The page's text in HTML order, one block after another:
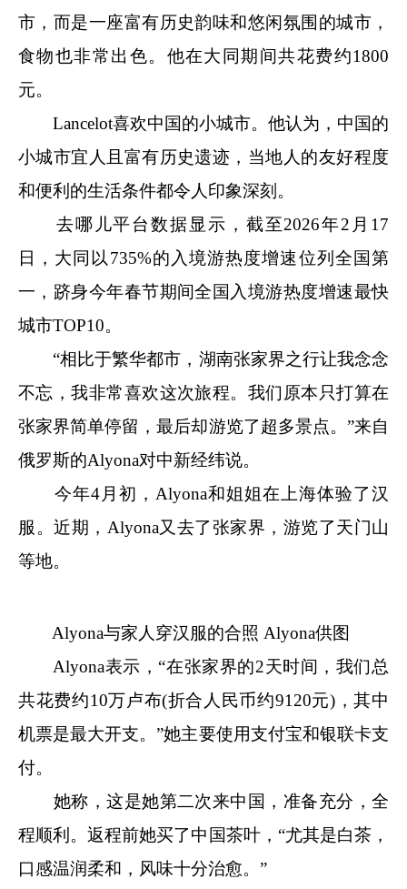
市，而是一座富有历史韵味和悠闲氛围的城市，
食物也非常出色。他在大同期间共花费约1800
元。
Lancelot喜欢中国的小城市。他认为，中国的
小城市宜人且富有历史遗迹，当地人的友好程度
和便利的生活条件都令人印象深刻。
去哪儿平台数据显示，截至2026年2月17
日，大同以735%的入境游热度增速位列全国第
一，跻身今年春节期间全国入境游热度增速最快
城市TOP10。
“相比于繁华都市，湖南张家界之行让我念念
不忘，我非常喜欢这次旅程。我们原本只打算在
张家界简单停留，最后却游览了超多景点。”来自
俄罗斯的Alyona对中新经纬说。
今年4月初，Alyona和姐姐在上海体验了汉
服。近期，Alyona又去了张家界，游览了天门山
等地。
Alyona与家人穿汉服的合照 Alyona供图
Alyona表示，“在张家界的2天时间，我们总
共花费约10万卢布(折合人民币约9120元)，其中
机票是最大开支。”她主要使用支付宝和银联卡支
付。
她称，这是她第二次来中国，准备充分，全
程顺利。返程前她买了中国茶叶，“尤其是白茶，
口感温润柔和，风味十分治愈。”